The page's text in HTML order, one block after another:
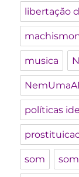
libertação
musica
políticas
som